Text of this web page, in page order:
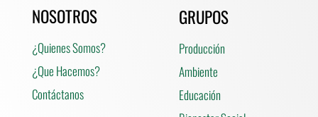
NOSOTROS
¿Quienes Somos?
¿Que Hacemos?
Contáctanos
GRUPOS
Producción
Ambiente
Educación